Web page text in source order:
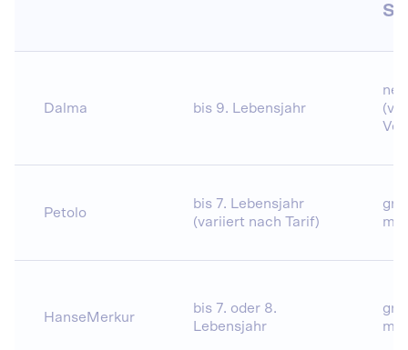
Dalma bis 9. Lebensjahr
Petolo
bis 7. Lebensjahr
(variiert nach Tarif)
HanseMerkur
bis 7. oder 8.
Lebensjahr